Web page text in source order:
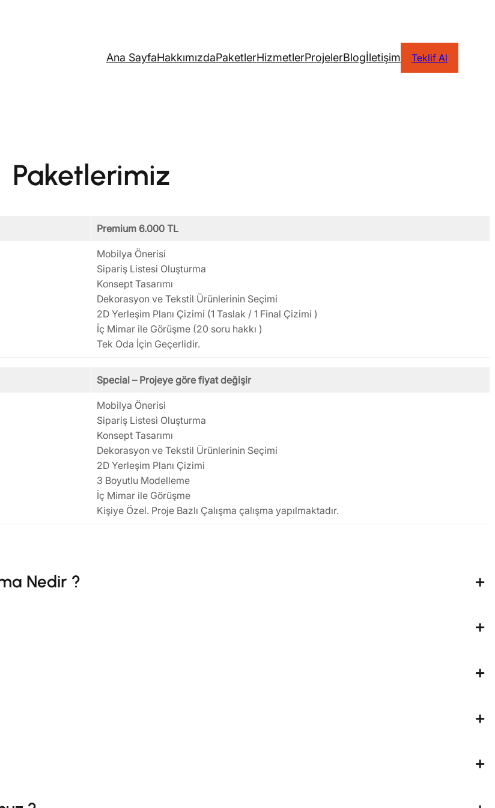
Ana SayfaHakkımızdaPaketlerHizmetlerProjelerBlogİletişim Teklif Al
Paketlerimiz
Premium 6.000 TL
Mobilya Önerisi
Sipariş Listesi Oluşturma
Konsept Tasarımı
Dekorasyon ve Tekstil Ürünlerinin Seçimi
2D Yerleşim Planı Çizimi (1 Taslak / 1 Final Çizimi )
İç Mimar ile Görüşme (20 soru hakkı )
Tek Oda İçin Geçerlidir.
Special – Projeye göre fiyat değişir
Mobilya Önerisi
Sipariş Listesi Oluşturma
Konsept Tasarımı
Dekorasyon ve Tekstil Ürünlerinin Seçimi
2D Yerleşim Planı Çizimi
3 Boyutlu Modelleme
İç Mimar ile Görüşme
Kişiye Özel. Proje Bazlı Çalışma çalışma yapılmaktadır.
Oluşturma Nedir ? +
+
+
+
+